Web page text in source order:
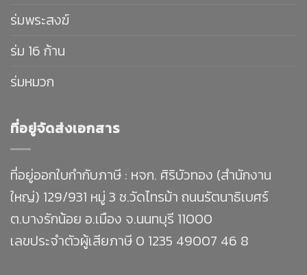
ร่มพระสงฆ์
ร่ม 16 ก้าน
ร่มหมวก
ที่อยู่จัดส่งเอกสาร
ที่อยู่ออกใบกำกับภาษี : หจก. ศิริบัวทอง (สำนักงาน
ใหญ่) 129/931 หมู่ 3 ซ.วัดไทรม้า ถนนรัตนาธิเบศร์
ต.บางรักน้อย อ.เมือง จ.นนทบุรี 11000
เลขประจำตัวผู้เสียภาษี 0 1235 49007 46 8